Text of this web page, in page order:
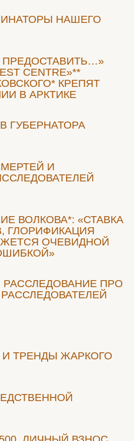
НАШЕГО
CENTRE»**
КРЕПЯТ
В АРКТИКЕ
ГУБЕРНАТОРА
И
ВОЛКОВА*: «СТАВКА
ГЛОРИФИКАЦИЯ
ОЧЕВИДНОЙ
ПРО
И ТРЕНДЫ ЖАРКОГО